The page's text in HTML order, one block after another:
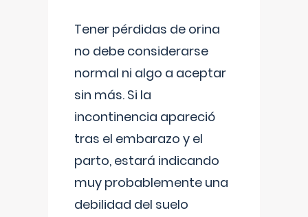
Tener pérdidas de orina
no debe considerarse
normal ni algo a aceptar
sin más. Si la
incontinencia apareció
tras el embarazo y el
parto, estará indicando
muy probablemente una
debilidad del suelo